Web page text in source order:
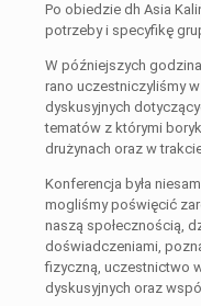
Po obiedzie dh Asia
potrzeby i specyfikę
W późniejszych
rano uczestniczyliśmy
dyskusyjnych
tematów z którymi
drużynach oraz w
Konferencja była
mogliśmy poświęcić
naszą społecznością,
doświadczeniami,
fizyczną, uczestnictwo
dyskusyjnych oraz